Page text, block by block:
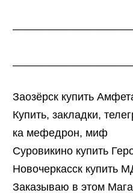
Заозёрск купить
Купить, закладки,
ка мефедрон, миф
Суровикино купить
Новочеркасск
Заказываю в этом